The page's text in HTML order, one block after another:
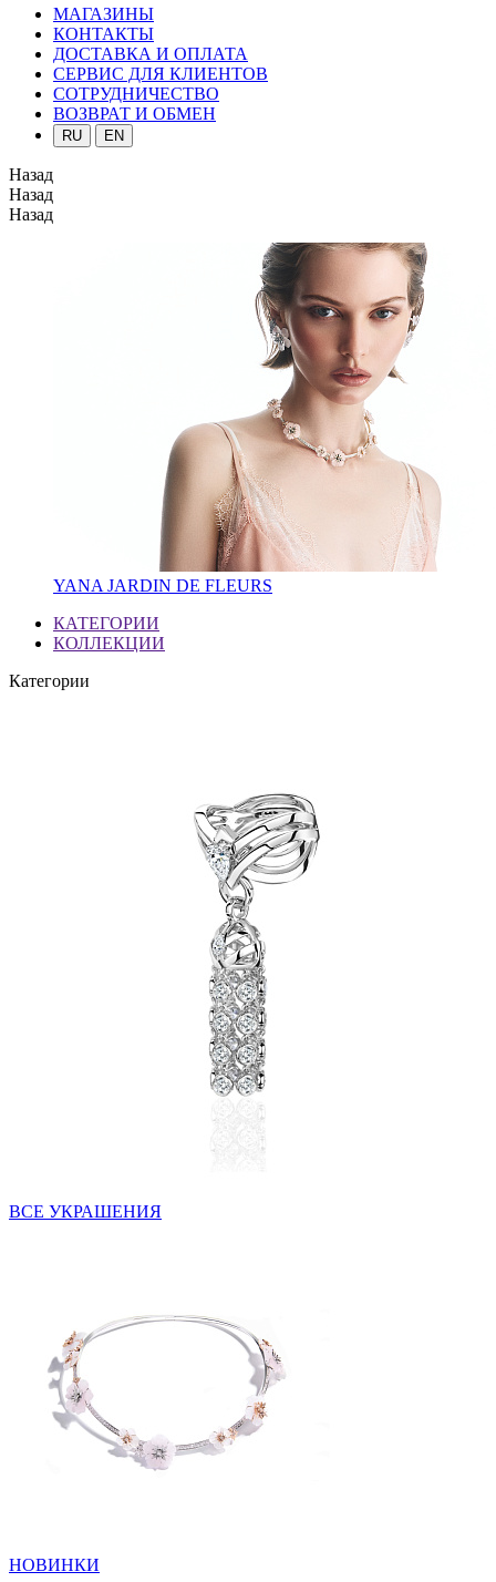
МАГАЗИНЫ
КОНТАКТЫ
ДОСТАВКА И ОПЛАТА
СЕРВИС ДЛЯ КЛИЕНТОВ
СОТРУДНИЧЕСТВО
ВОЗВРАТ И ОБМЕН
RU EN
Назад
Назад
Назад
YANA JARDIN DE FLEURS
КАТЕГОРИИ
КОЛЛЕКЦИИ
Категории
ВСЕ УКРАШЕНИЯ
НОВИНКИ